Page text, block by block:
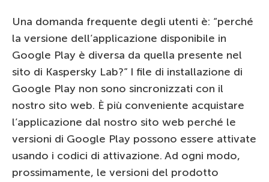
Una domanda frequente degli utenti è: “perché
la versione dell’applicazione disponibile in
Google Play è diversa da quella presente nel
sito di Kaspersky Lab?” I file di installazione di
Google Play non sono sincronizzati con il
nostro sito web. È più conveniente acquistare
l’applicazione dal nostro sito web perché le
versioni di Google Play possono essere attivate
usando i codici di attivazione. Ad ogni modo,
prossimamente, le versioni del prodotto